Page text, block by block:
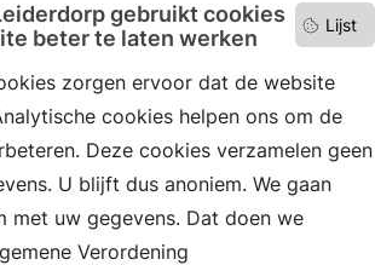
Lijst
gebruikt cookies
beter te laten werken
zorgen ervoor dat de website
cookies helpen ons om de
Deze cookies verzamelen geen
U blijft dus anoniem. We gaan
met uw gegevens. Dat doen we
Verordening
Servicenormen
Vacatures